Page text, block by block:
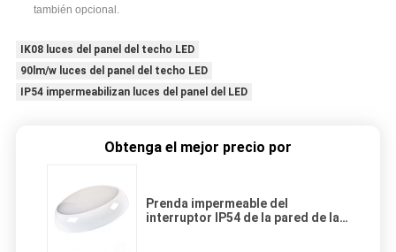
también opcional.
IK08 luces del panel del techo LED
90lm/w luces del panel del techo LED
IP54 impermeabilizan luces del panel del LED
Obtenga el mejor precio por
Prenda impermeable del
interruptor IP54 de la pared de las